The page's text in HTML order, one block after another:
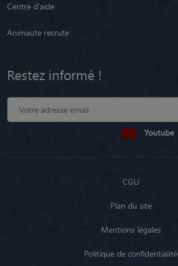
Centre d'aide
Animaute recrute
Restez informé !
Youtube
CGU
Plan du site
Mentions légales
Politique de confidentialité